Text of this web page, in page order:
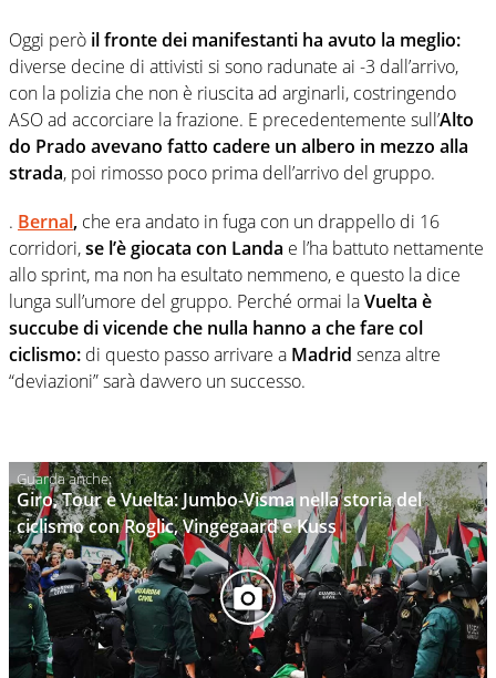
Oggi però il fronte dei manifestanti ha avuto la meglio:
diverse decine di attivisti si sono radunate ai -3 dall’arrivo,
con la polizia che non è riuscita ad arginarli, costringendo
ASO ad accorciare la frazione. E precedentemente sull’Alto
do Prado avevano fatto cadere un albero in mezzo alla
strada, poi rimosso poco prima dell’arrivo del gruppo.
. Bernal, che era andato in fuga con un drappello di 16
corridori,se l’è giocata con Landa e l’ha battuto nettamente
allo sprint, ma non ha esultato nemmeno, e questo la dice
lunga sull’umore del gruppo. Perché ormai laVuelta è
succube di vicende che nulla hanno a che fare col
ciclismo: di questo passo arrivare a Madrid senza altre
“deviazioni” sarà davvero un successo.
Giro, Tour e Vuelta: Jumbo-Visma nella storia del
ciclismo con Roglic, Vingegaard e Kuss